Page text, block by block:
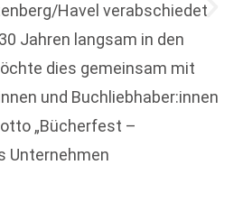
Havel verabschiedet
Jahren langsam in den
dies gemeinsam mit
und Buchliebhaber:innen
„Bücherfest –
Unternehmen